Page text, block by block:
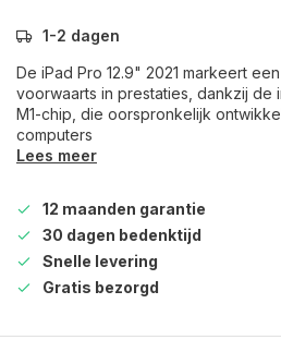
1-2 dagen
De iPad Pro 12.9" 2021 markeert
voorwaarts in prestaties, dankzij de
M1-chip, die oorspronkelijk
computers
Lees meer
12 maanden garantie
30 dagen bedenktijd
Snelle levering
Gratis bezorgd